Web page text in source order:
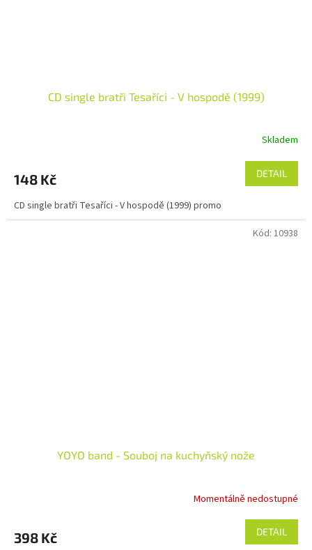
CD single bratři Tesaříci - V hospodě (1999)
Skladem
148 Kč DETAIL
CD single bratři Tesaříci - V hospodě (1999) promo
YOYO band - Souboj na kuchyňský nože
Momentálně nedostupné
398 Kč DETAIL
Kód: 10938